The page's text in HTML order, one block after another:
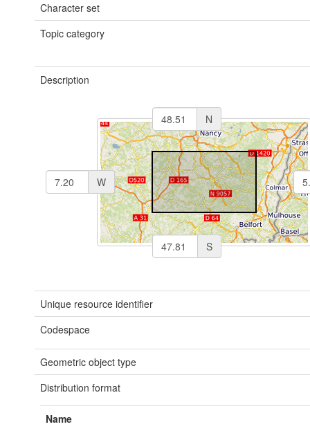
Character set
Topic category
Description
N
S
W
Unique resource identifier
Codespace
Geometric object type
Distribution format
Name